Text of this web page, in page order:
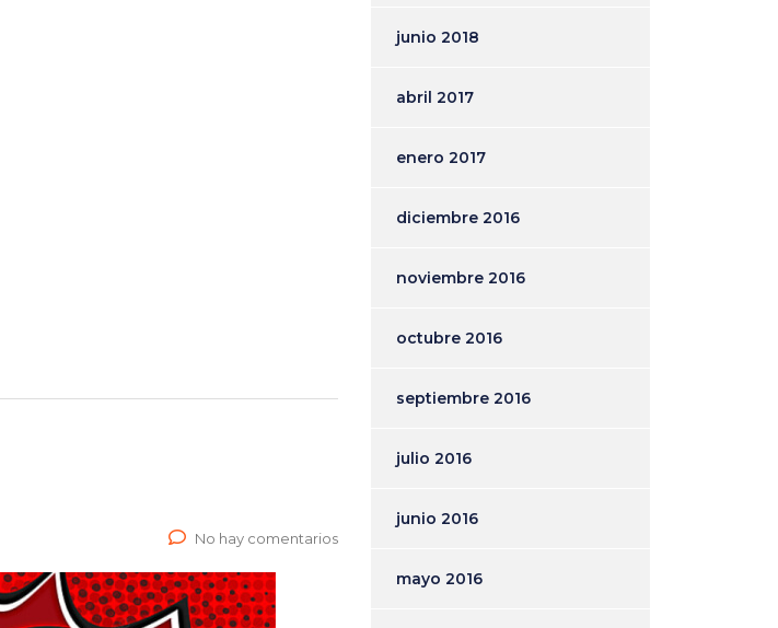
No hay comentarios
junio 2018
abril 2017
enero 2017
diciembre 2016
noviembre 2016
octubre 2016
septiembre 2016
julio 2016
junio 2016
mayo 2016